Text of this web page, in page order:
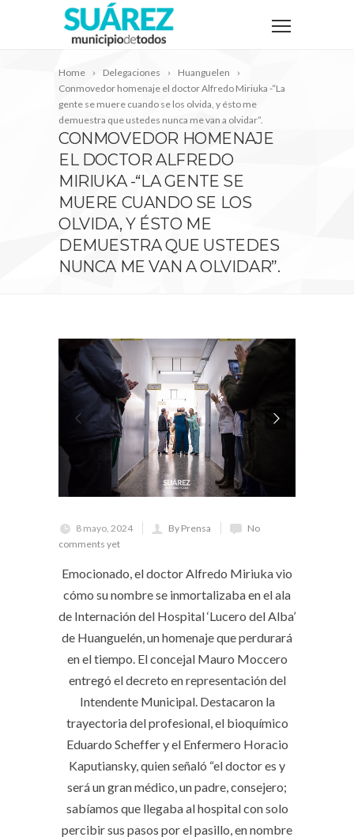
Home Delegaciones
Huanguelen
Conmovedor homenaje el doctor Alfredo Miriuka -“La
gente se muere cuando se los olvida, y ésto me
demuestra que ustedes nunca me van a olvidar”.
CONMOVEDOR HOMENAJE
EL DOCTOR ALFREDO
MIRIUKA -“LA GENTE SE
MUERE CUANDO SE LOS
OLVIDA, Y ÉSTO ME
DEMUESTRA QUE USTEDES
NUNCA ME VAN A OLVIDAR”.
8 mayo, 2024 By Prensa
No
comments yet
Emocionado, el doctor Alfredo Miriuka vio
cómo su nombre se inmortalizaba en el ala
de Internación del Hospital ‘Lucero del Alba’
de Huanguelén, un homenaje que perdurará
en el tiempo. El concejal Mauro Moccero
entregó el decreto en representación del
Intendente Municipal. Destacaron la
trayectoria del profesional, el bioquímico
Eduardo Scheffer y el Enfermero Horacio
Kaputiansky, quien señaló “el doctor es y
será un gran médico, un padre, consejero;
sabíamos que llegaba al hospital con solo
percibir sus pasos por el pasillo, en nombre